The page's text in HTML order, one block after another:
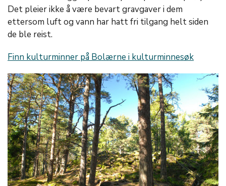
Det pleier ikke å være bevart gravgaver i dem
ettersom luft og vann har hatt fri tilgang helt siden
de ble reist.
Finn kulturminner på Bolærne i kulturminnesøk